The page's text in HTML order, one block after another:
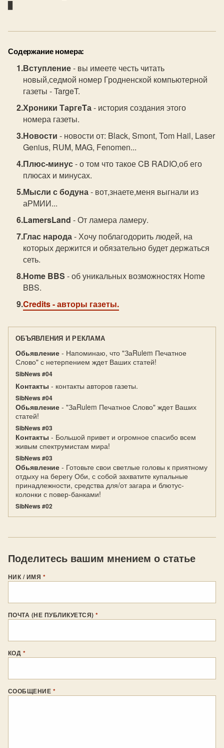
Содержание номера:
Вступление- вы имеете честь читать
новый,седмой номер Гродненской компьютерной
газеты - TargeT.
Хроники ТаргеTа- история создания этого
номера газеты.
Новости - новости от: Black, Smont, Tom Hail, Laser
Genius, RUM, MAG, Fenomen...
Плюс-минус- о том что такое CB RADIO,об его
плюсах и минусах.
Мысли с бодуна- вот,знаете,меня выгнали из
аРМИИ...
LamersLand - От ламеpа ламеpу.
Глас народа- Хочу поблагодоpить людей, на
котоpых деpжится и обязательно будет деpжаться
сеть.
Home BBS - об уникальных возможностях Home
BBS.
Credits- авторы газеты.
ОБЪЯВЛЕНИЯ И РЕКЛАМА
Обьявление - Напоминаю, что "ЗаRulem Печатное
Слово" с нетерпением ждет Ваших статей!
SibNews #04
Контакты - контакты авторов газеты.
SibNews #04
Обьявление - "ЗаRulem Печатное Слово" ждет Ваших
статей!
SibNews #03
Контакты - Большой привет и огромное спасибо всем
живым спектрумистам мира!
SibNews #03
Обьявление - Готовьте свои светлые головы к приятному
отдыху на берегу Оби, с собой захватите купальные
принадлежности, средства для/от загара и блютус-
колонки с повер-банками!
SibNews #02
Поделитесь вашим мнением о статье
НИК / ИМЯ *
ПОЧТА (НЕ ПУБЛИКУЕТСЯ)*
КОД *
СООБЩЕНИЕ *